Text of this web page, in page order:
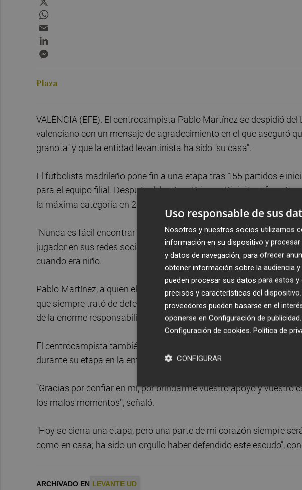
Plaza
VALÈNCIA (EFE). El centrocampista Pablo Martínez se despidió
valenciano con un mensaje de agradecimiento en el que aseguró
granota" y que la entidad levantinista ha sido "su casa".
El futbolista madrileño pone fin a una etapa tras 155 partidos e
para el equipo filial. Después debutó en Primera División y formó
la máxima categoría en 2025, además de ejercer como capitán del
"Nunca es fácil encontrar las palabras para despedirse de la que
jugador en sus redes sociales, donde recordó que el Levante le
cuando era niño.
Pablo Martínez, a quien el Levante no ha ofrecido la renovación
que siempre trató de defender el escudo "con respeto,
de la enorme responsabilidad" que suponía vestir la camiseta del
El centrocampista también agradeció el apoyo recibido de
durante su etapa en la entidad y tuvo una mención especial para
"Gracias por confiar en mí, por brindarme vuestro apoyo y vuestro
los malos momentos", señaló.
"Hoy se cierra una etapa, pero una parte de mi corazón siempre
como en casa; ha sido un orgullo haber defendido este escudo",
ARCHIVADO EN LEVANTE UD
Uso responsable de sus
Nosotros y nuestros socios utilizamos
información en su dispositivo y
y datos de navegación, para ofrecer
obtener información sobre la audiencia
pueden procesar sus datos para estos
precisos y características del
proveedores pueden basarse en el
oponerse en Configuración de publicidad
Configuración de cookies. Política de
CONFIGURAR